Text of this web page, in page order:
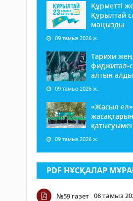
Құрметті
Құрылтай
маңызды
09 тамыз 2026 ж.
Тарихи
фиджитал-
алтын алды
09 тамыз 2026 ж.
«Жасыл
09 тамыз 2026 ж.
PDF НҰСҚАЛАР
№59 газет 08 тамыз